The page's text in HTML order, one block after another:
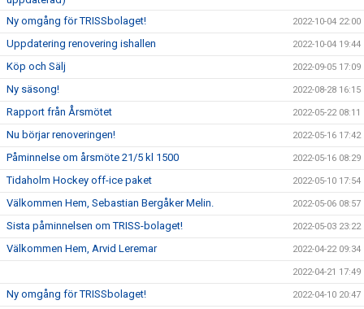
Ny omgång för TRISSbolaget!
2022-10-04 22:00
Uppdatering renovering ishallen 2022-10-04 19:44
Köp och Sälj 2022-09-05 17:09
Ny säsong! 2022-08-28 16:15
Rapport från Årsmötet 2022-05-22 08:11
Nu börjar renoveringen! 2022-05-16 17:42
Påminnelse om årsmöte 21/5 kl 1500 2022-05-16 08:29
Tidaholm Hockey off-ice paket 2022-05-10 17:54
Välkommen Hem, Sebastian Bergåker Melin. 2022-05-06 08:57
Sista påminnelsen om TRISS-bolaget! 2022-05-03 23:22
Välkommen Hem, Arvid Leremar 2022-04-22 09:34
2022-04-21 17:49
Ny omgång för TRISSbolaget! 2022-04-10 20:47